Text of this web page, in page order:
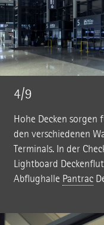
4/9
Hohe Decken
den verschiedenen
Terminals. In der
Lightboard
Abflughalle Pantrac